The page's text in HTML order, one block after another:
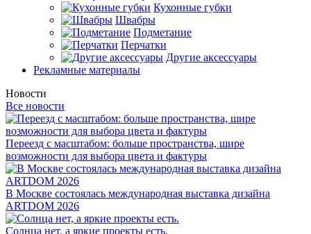
Кухонные губки
Швабры
Подметание
Перчатки
Другие аксессуары
Рекламные материалы
Новости
Все новости
Переезд с масштабом: больше пространства, шире
возможности для выбора цвета и фактуры
В Москве состоялась международная выставка дизайна
ARTDOM 2026
Солнца нет, а яркие проекты есть.